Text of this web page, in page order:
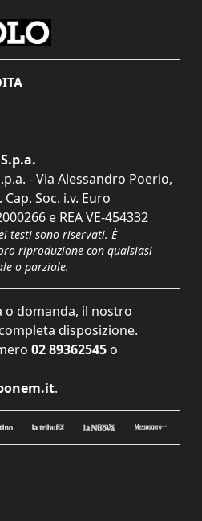
- Via Alessandro Poerio,
Cap. Soc. i.v. Euro
e REA VE-454332
testi sono riservati. È
riproduzione con qualsiasi
o parziale.
o domanda, il nostro
disposizione.
02 89362545 o
.